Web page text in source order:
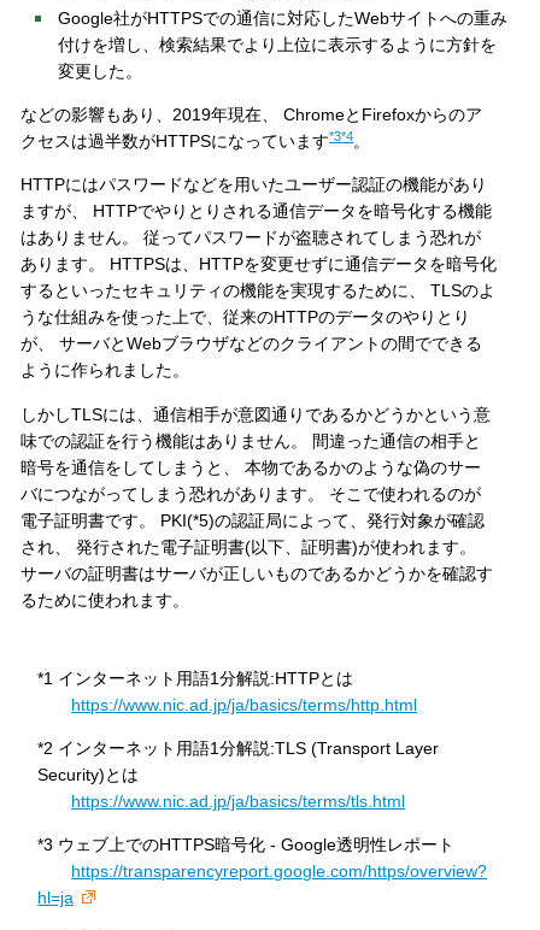
Google社がHTTPSでの通信に対応したWebサイトへの重み
付けを増し、検索結果でより上位に表示するように方針を
変更した。
などの影響もあり、2019年現在、 ChromeとFirefoxからのア
クセスは過半数がHTTPSになっています*3*4。
HTTPにはパスワードなどを用いたユーザー認証の機能があり
ますが、 HTTPでやりとりされる通信データを暗号化する機能
はありません。 従ってパスワードが盗聴されてしまう恐れが
あります。 HTTPSは、HTTPを変更せずに通信データを暗号化
するといったセキュリティの機能を実現するために、 TLSのよ
うな仕組みを使った上で、従来のHTTPのデータのやりとり
が、 サーバとWebブラウザなどのクライアントの間でできる
ように作られました。
しかしTLSには、通信相手が意図通りであるかどうかという意
味での認証を行う機能はありません。 間違った通信の相手と
暗号を通信をしてしまうと、 本物であるかのような偽のサー
バにつながってしまう恐れがあります。 そこで使われるのが
電子証明書です。 PKI(*5)の認証局によって、発行対象が確認
され、 発行された電子証明書(以下、証明書)が使われます。
サーバの証明書はサーバが正しいものであるかどうかを確認す
るために使われます。
*1 インターネット用語1分解説:HTTPとは
https://www.nic.ad.jp/ja/basics/terms/http.html
*2 インターネット用語1分解説:TLS (Transport Layer
Security)とは
https://www.nic.ad.jp/ja/basics/terms/tls.html
*3 ウェブ上でのHTTPS暗号化 - Google透明性レポート
https://transparencyreport.google.com/https/overview?
hl=ja